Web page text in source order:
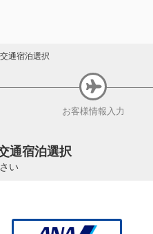
通宿泊選択
お客様情報入力
通宿泊選択
い